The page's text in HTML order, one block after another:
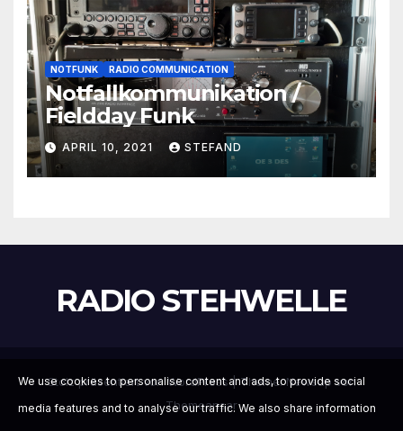
NOTFUNK RADIO COMMUNICATION
Notfallkommunikation /
Fieldday Funk
APRIL 10, 2021 STEFAND
RADIO STEHWELLE
Stolz präsentiert von WordPress|Theme:Newsupvon
Themeansar
We use cookies to personalise content and ads, to provide social
media features and to analyse our traffic. We also share information